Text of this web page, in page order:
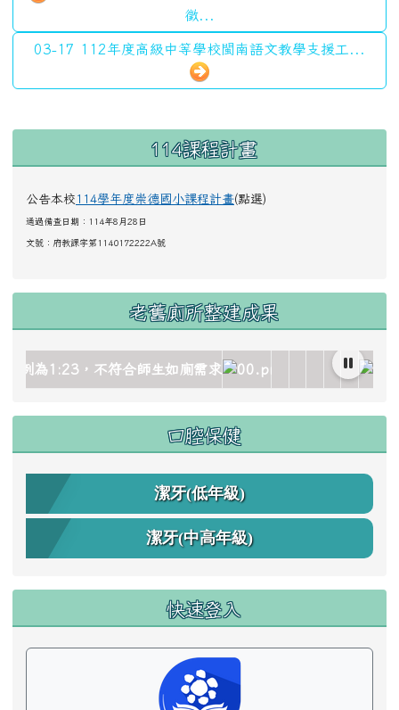
徵...
03-17 112年度高級中等學校閩南語文教學支援工...
114課程計畫
公告本校 114學年度崇德國小課程計畫(點選)
通過備查日期：114年8月28日
文號： 府教課字第1140172222A號
老舊廁所整建成果
gallery_511959_1_oez.jpg title= rel=fgallery511959
gallery_511959_2_dQJ.jpg title= rel=fgallery511959
gallery_511959_3_4Oh.jpg title=
image/gallery_511959_4_sSR.jpg title=
image/gallery_511959_5_htO.jpg title=
uploads/tad_blocks/image/
link to https://www.cdps.hlc.edu.tw/uploads/
link to https://
link to https://
link to
link to
link to
link
口腔保健
潔牙(低年級)
潔牙(中高年級)
快速登入